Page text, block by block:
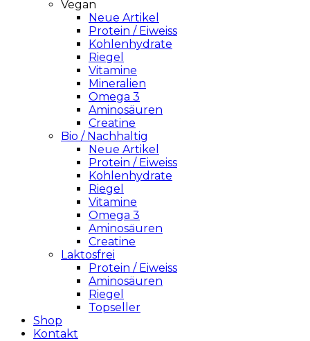
Vegan
Neue Artikel
Protein / Eiweiss
Kohlenhydrate
Riegel
Vitamine
Mineralien
Omega 3
Aminosäuren
Creatine
Bio / Nachhaltig
Neue Artikel
Protein / Eiweiss
Kohlenhydrate
Riegel
Vitamine
Omega 3
Aminosäuren
Creatine
Laktosfrei
Protein / Eiweiss
Aminosäuren
Riegel
Topseller
Shop
Kontakt